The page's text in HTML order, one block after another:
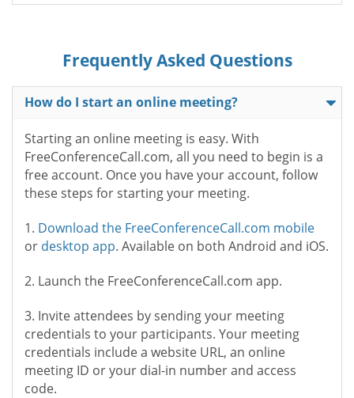
Frequently Asked Questions
How do I start an online meeting?
Starting an online meeting is easy. With
FreeConferenceCall.com, all you need to begin is a
free account. Once you have your account, follow
these steps for starting your meeting.
1. Download the FreeConferenceCall.com mobile
or desktop app. Available on both Android and iOS.
2. Launch the FreeConferenceCall.com app.
3. Invite attendees by sending your meeting
credentials to your participants. Your meeting
credentials include a website URL, an online
meeting ID or your dial-in number and access
code.